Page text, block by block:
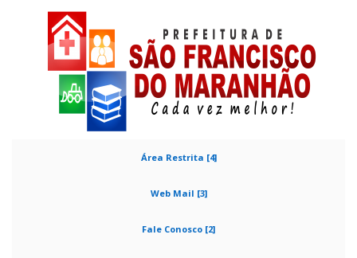
Área Restrita [4]
Web Mail [3]
Fale Conosco [2]